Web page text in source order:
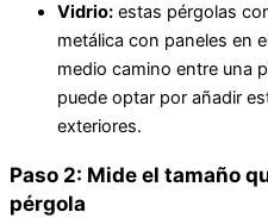
Vidrio: estas pérgolas
metálica con paneles en
medio camino entre una
puede optar por añadir
exteriores.
Paso 2: Mide el tamaño
pérgola